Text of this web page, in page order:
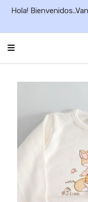
Hola!